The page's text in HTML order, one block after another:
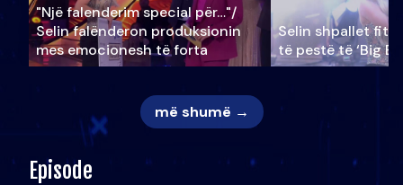
"Një falenderim special për…"/
Selin falënderon produksionin
mes emocionesh të forta
Selin shpallet
të pestë të ‘Big
më shumë →
Episode